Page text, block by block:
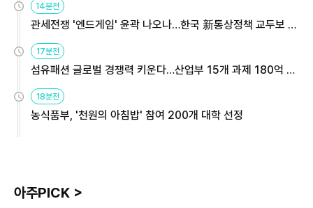
14분전
관세전쟁 '엔드게임' 윤곽 나오나…한국 新통상정책 교두보 활
17분전
섬유패션 글로벌 경쟁력 키운다…산업부 15개 과제 180억 지
18분전
농식품부, '천원의 아침밥' 참여 200개 대학 선정
아주PICK >